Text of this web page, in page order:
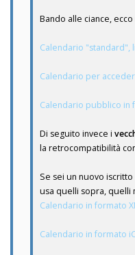
Bando alle ciance, ecco
Calendario "standard",
Calendario per
Calendario pubblico in
Di seguito invece i
la retrocompatibilità
Se sei un nuovo
usa quelli sopra, quelli
Calendario in formato
Calendario in formato